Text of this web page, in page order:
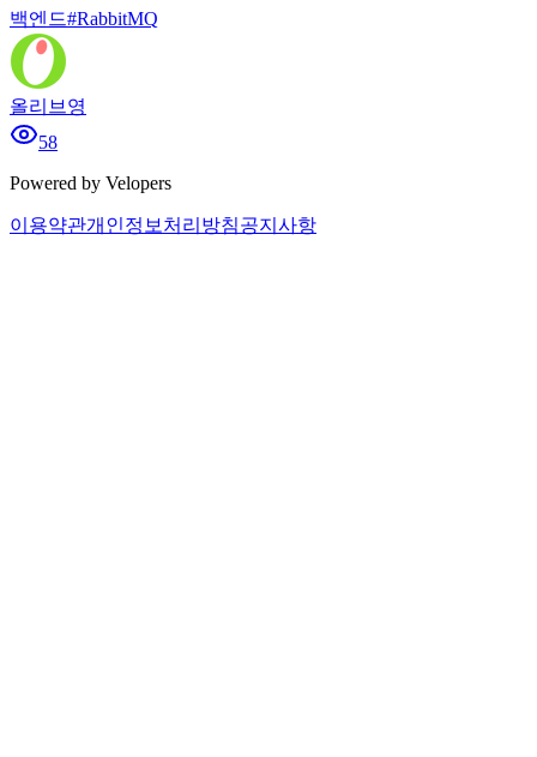
백엔드#RabbitMQ
올리브영
58
Powered by Velopers
이용약관개인정보처리방침공지사항